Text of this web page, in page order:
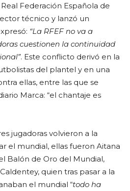
Federación Española de
técnico y lanzó un
“La RFEF no va a
cuestionen la continuidad
. Este conflicto derivó en la
del plantel y en una
ellas, entre las que se
Marca: “el chantaje es
jugadoras volvieron a la
el mundial, ellas fueron Aitana
Balón de Oro del Mundial,
quien tras pasar a la
el mundial “todo ha